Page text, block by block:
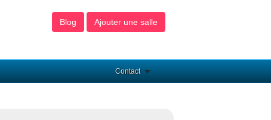
Blog Ajouter une salle
Contact